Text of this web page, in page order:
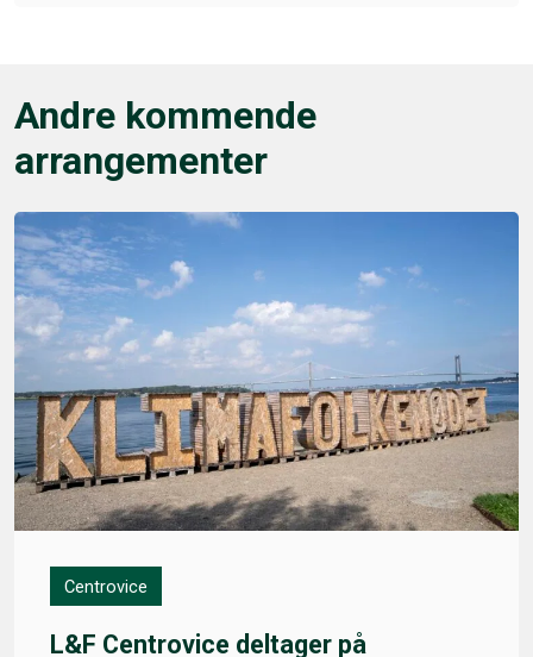
Andre kommende
arrangementer
Centrovice
L&F Centrovice deltager på